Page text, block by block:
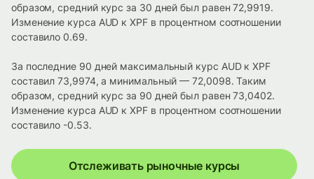
образом, средний курс за 30 дней был равен 72,9919.
Изменение курса AUD к XPF в процентном соотношении
составило 0.69.
За последние 90 дней максимальный курс AUD к XPF
составил 73,9974, а минимальный — 72,0098. Таким
образом, средний курс за 90 дней был равен 73,0402.
Изменение курса AUD к XPF в процентном соотношении
составило -0.53.
Отслеживать рыночные курсы